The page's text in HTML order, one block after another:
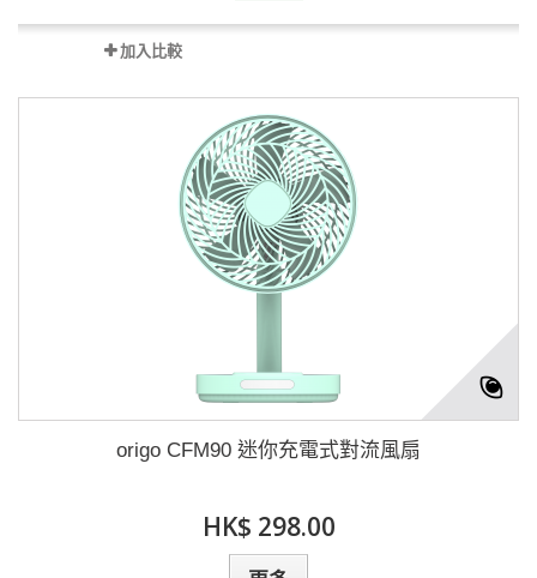
加入比較
origo CFM90 迷你充電式對流風扇
HK$ 298.00